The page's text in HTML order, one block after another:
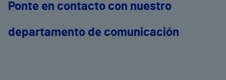
Ponte en contacto con nuestro
departamento de comunicación